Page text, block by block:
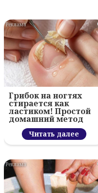
Грибок на ногтях
стирается как
ластиком! Простой
домашний метод
Читать далее